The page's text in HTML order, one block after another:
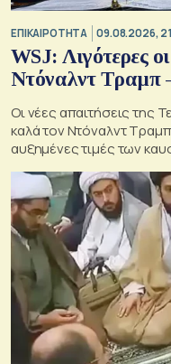
ΕΠΙΚΑΙΡΟΤΗΤΑ 09.08.2026,
WSJ: Λιγότερες
Ντόναλντ Τραμπ
Οι νέες απαιτήσεις της
καλά τον Ντόναλντ
αυξημένες τιμές των
εκλογών του Νοεμβρίου